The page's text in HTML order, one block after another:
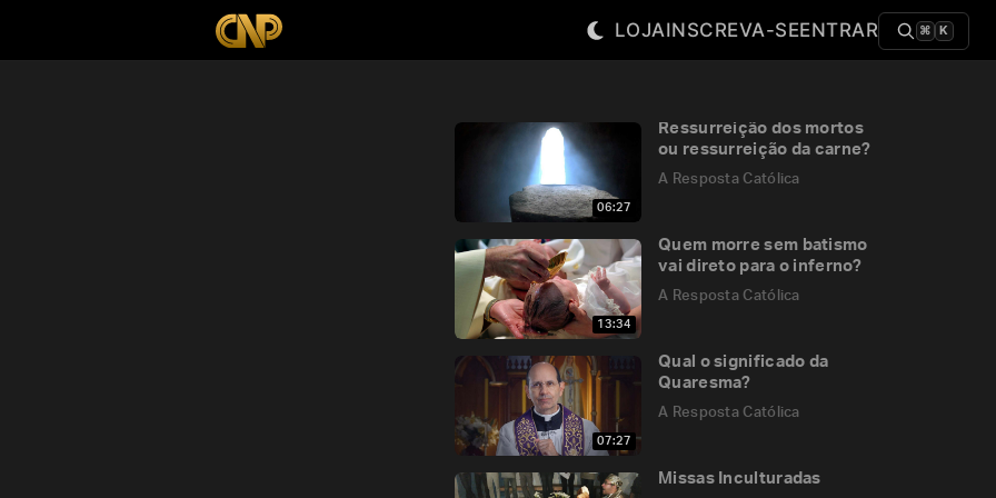
LOJAINSCREVA-SEENTRAR ⌘ K
06:27
Ressurreição dos mortos
ou ressurreição da carne?
A Resposta Católica
13:34
Quem morre sem batismo
vai direto para o inferno?
A Resposta Católica
07:27
Qual o significado da
Quaresma?
A Resposta Católica
Missas Inculturadas